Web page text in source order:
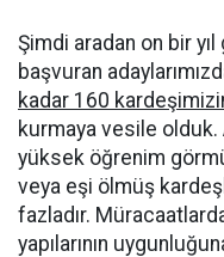
Şimdi aradan on bir
başvuran
kadar 160
kurmaya vesile olduk.
yüksek öğrenim
veya eşi ölmüş
fazladır.
yapılarının